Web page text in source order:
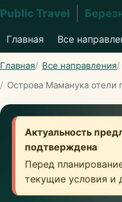
Public Travel
Главная Все
Главная Все направления
Острова Маманука отели
Актуальность
подтверждена
Перед
текущие условия и